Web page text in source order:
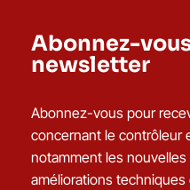
Abonnez-
newsletter
Abonnez-vous pour
concernant le contrôleur
notamment les
améliorations